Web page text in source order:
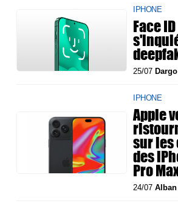
IPHONE
Face
25/07 Dargo
IPHONE
Apple
sur les
des
Pro
24/07Alban